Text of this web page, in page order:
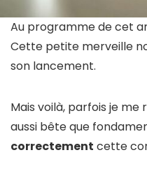
Au programme de cet
Cette petite merveille
son lancement.
Mais voilà, parfois je
aussi bête que
correctement cette